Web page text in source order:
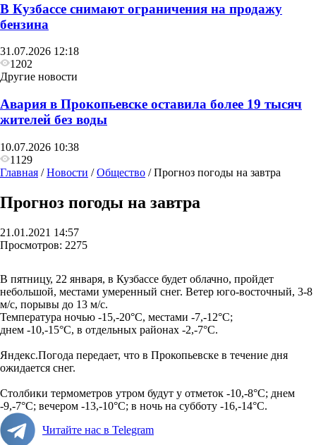
В Кузбассе снимают ограничения на продажу
бензина
31.07.2026 12:18
1202
Другие новости
Авария в Прокопьевске оставила более 19 тысяч
жителей без воды
10.07.2026 10:38
1129
Главная /Новости /Общество /Прогноз погоды на завтра
Прогноз погоды на завтра
21.01.2021 14:57
Просмотров: 2275
В пятницу, 22 января, в Кузбассе будет облачно, пройдет
небольшой, местами умеренный снег. Ветер юго-восточный, 3-8
м/с, порывы до 13 м/с.
Температура ночью -15,-20°С, местами -7,-12°С;
днем -10,-15°С, в отдельных районах -2,-7°С.
Яндекс.Погода передает, что в Прокопьевске в течение дня
ожидается снег.
Столбики термометров утром будут у отметок -10,-8°С; днем
-9,-7°С; вечером -13,-10°С; в ночь на субботу -16,-14°С.
Читайте нас в Telegram